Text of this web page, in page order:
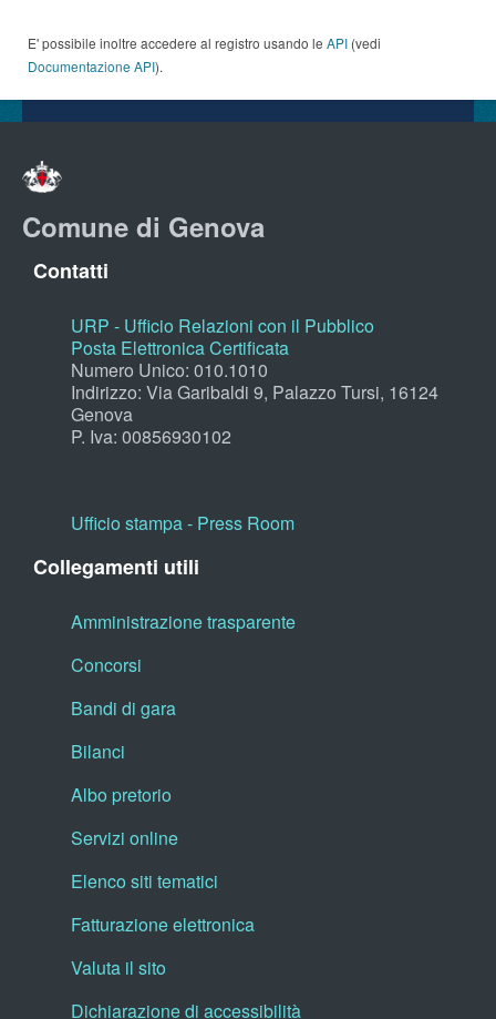
E' possibile inoltre accedere al registro usando le API (vedi
Documentazione API).
Comune di Genova
Contatti
URP - Ufficio Relazioni con il Pubblico
Posta Elettronica Certificata
Numero Unico: 010.1010
Indirizzo: Via Garibaldi 9, Palazzo Tursi, 16124
Genova
P. Iva: 00856930102
Ufficio stampa - Press Room
Collegamenti utili
Amministrazione trasparente
Concorsi
Bandi di gara
Bilanci
Albo pretorio
Servizi online
Elenco siti tematici
Fatturazione elettronica
Valuta il sito
Dichiarazione di accessibilità